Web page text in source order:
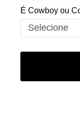
É Cowboy ou